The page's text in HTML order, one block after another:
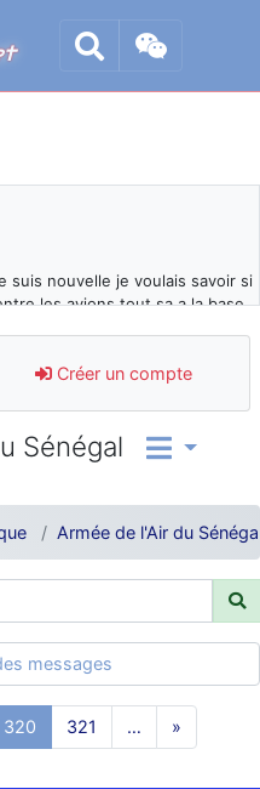
suis nouvelle je voulais savoir si
les avions tout sa a la base
blocages du site ces derniers
spam et les bots trop nocifs
du sujet sur l'Armée de l'Air,
d'arriver il y a quelques
noms qu'aujourd'hui
espérantque ces
auront plu ; Agur…
Créer un compte
Sénégal
Armée de l'Air du
messages
320 321 … »